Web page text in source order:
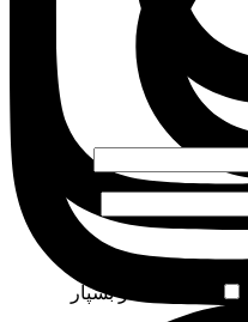
مرا به خاطر بسپار